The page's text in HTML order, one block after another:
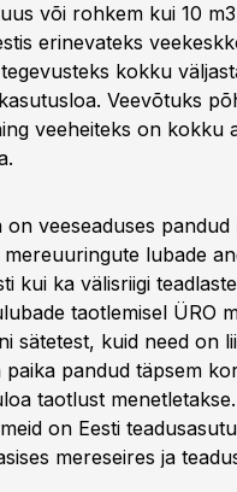
või rohkem kui 10
erinevateks
kokku
Veevõtuks
veeheiteks on kokku
on veeseaduses pandud
lubade
kui ka välisriigi
taotlemisel ÜRO
sätetest, kuid need on
paika pandud täpsem
taotlust
on Eesti
mereseires ja